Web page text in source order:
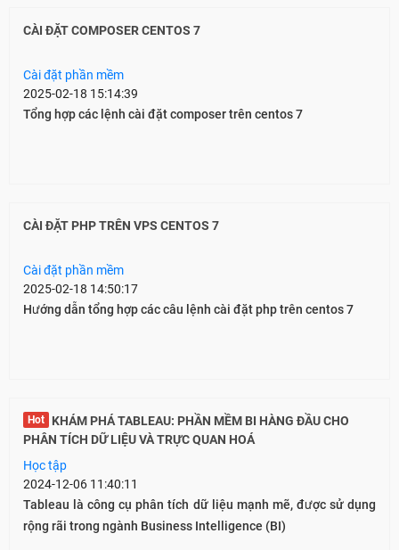
CÀI ĐẶT COMPOSER CENTOS 7
Cài đặt phần mềm
2025-02-18 15:14:39
Tổng hợp các lệnh cài đặt composer trên centos 7
CÀI ĐẶT PHP TRÊN VPS CENTOS 7
Cài đặt phần mềm
2025-02-18 14:50:17
Hướng dẫn tổng hợp các câu lệnh cài đặt php trên centos 7
Hot
PHÂN TÍCH DỮ LIỆU VÀ TRỰC QUAN HOÁ
Học tập
2024-12-06 11:40:11
Tableau là công cụ phân tích dữ liệu mạnh mẽ, được sử dụng
rộng rãi trong ngành Business Intelligence (BI)